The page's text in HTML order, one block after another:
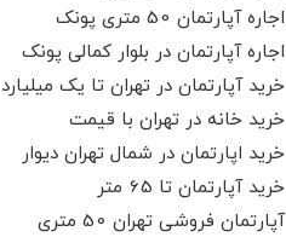
اجاره آپارتمان 50 متری پونک
اجاره آپارتمان در بلوار کمالی پونک
خرید آپارتمان در تهران تا یک میلیارد
خرید خانه در تهران با قیمت
خريد اپارتمان در شمال تهران ديوار
خرید آپارتمان تا 65 متر
آپارتمان فروشی تهران 50 متری